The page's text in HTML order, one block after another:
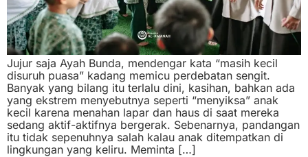
Jujur saja Ayah Bunda, mendengar kata “masih kecil
disuruh puasa” kadang memicu perdebatan sengit.
Banyak yang bilang itu terlalu dini, kasihan, bahkan ada
yang ekstrem menyebutnya seperti “menyiksa” anak
kecil karena menahan lapar dan haus di saat mereka
sedang aktif-aktifnya bergerak. Sebenarnya, pandangan
itu tidak sepenuhnya salah kalau anak ditempatkan di
lingkungan yang keliru. Meminta […]